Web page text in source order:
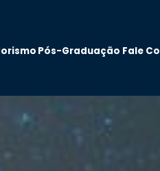
Fale
Pós-Graduação